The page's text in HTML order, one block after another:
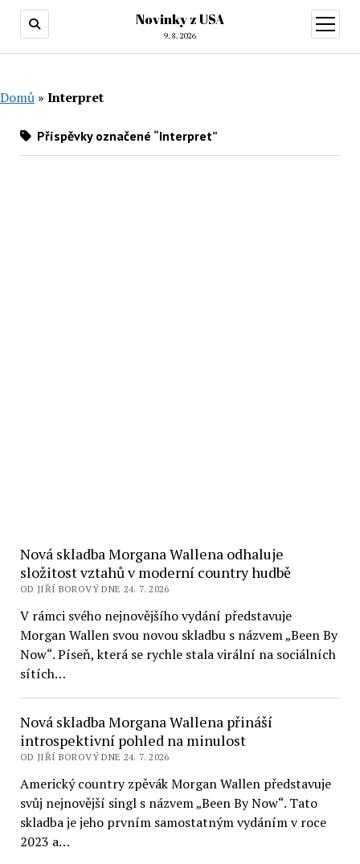
Novinky z USA
9. 8. 2026
otevřít
menu
Domů » Interpret
Příspěvky označené “Interpret”
Nová skladba Morgana Wallena odhaluje
složitost vztahů v moderní country hudbě
OD JIŘÍ BOROVÝ DNE 24. 7. 2026
V rámci svého nejnovějšího vydání představuje
Morgan Wallen svou novou skladbu s názvem „Been By
Now“. Píseň, která se rychle stala virální na sociálních
sítích…
Nová skladba Morgana Wallena přináší
introspektivní pohled na minulost
OD JIŘÍ BOROVÝ DNE 24. 7. 2026
Americký country zpěvák Morgan Wallen představuje
svůj nejnovější singl s názvem „Been By Now“. Tato
skladba je jeho prvním samostatným vydáním v roce
2023 a…